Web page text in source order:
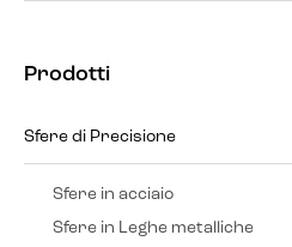
Prodotti
Sfere di Precisione
Sfere in acciaio
Sfere in Leghe metalliche